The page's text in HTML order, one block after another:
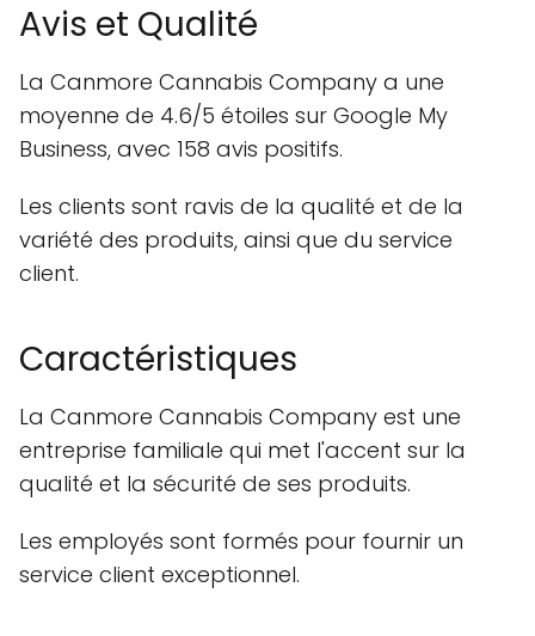
Avis et Qualité
La Canmore Cannabis Company a une
moyenne de 4.6/5 étoiles sur Google My
Business, avec 158 avis positifs.
Les clients sont ravis de la qualité et de la
variété des produits, ainsi que du service
client.
Caractéristiques
La Canmore Cannabis Company est une
entreprise familiale qui met l'accent sur la
qualité et la sécurité de ses produits.
Les employés sont formés pour fournir un
service client exceptionnel.